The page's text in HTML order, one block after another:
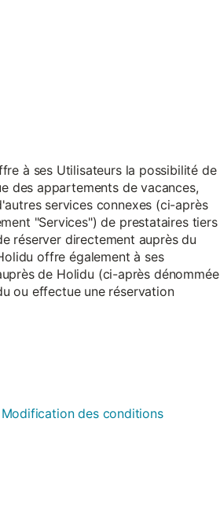
à ses Utilisateurs la possibilité de
des appartements de vacances,
services connexes (ci-après
"Services") de prestataires tiers
réserver directement auprès du
offre également à ses
de Holidu (ci-après dénommée
ou effectue une réservation
des conditions